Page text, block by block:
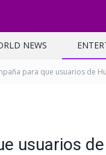
NEWS
para que usuarios de
usuarios